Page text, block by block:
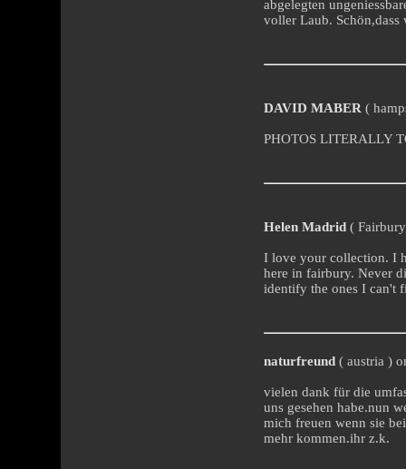
abgelegten
voller Laub. Schön,dass
DAVID MABER (
PHOTOS LITERALLY
Helen Madrid (
I love your collection. I
here in fairbury. Never
identify the ones I can't
naturfreund ( austria )
vielen dank für die
uns gesehen habe.nun
mich freuen wenn sie
mehr kommen.ihr z.k.